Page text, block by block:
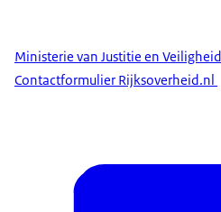
Ministerie van Justitie en Veiligheid
Contactformulier Rijksoverheid.nl